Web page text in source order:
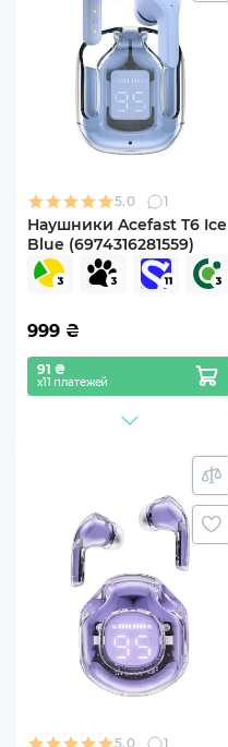
5.0 1
Наушники Acefast T6 Ice
Blue (6974316281559)
999 ₴
91 ₴
х11 платежей
5.0 1